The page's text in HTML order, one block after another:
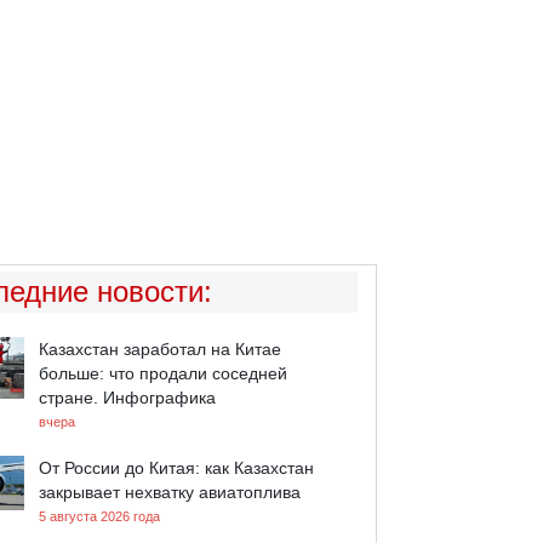
новости:
Казахстан заработал на Китае
больше: что продали соседней
стране. Инфографика
вчера
От России до Китая: как Казахстан
закрывает нехватку авиатоплива
5 августа 2026 года